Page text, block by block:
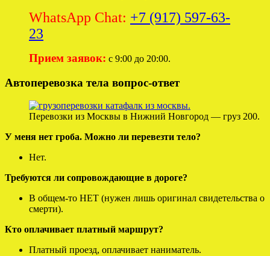
WhatsApp Chat: +7 (917) 597-63-
23
Прием заявок: с 9:00 до 20:00.
Автоперевозка тела вопрос-ответ
Перевозки из Москвы в Нижний Новгород — груз 200.
У меня нет гроба. Можно ли перевезти тело?
Нет.
Требуются ли сопровождающие в дороге?
В общем-то НЕТ (нужен лишь оригинал свидетельства о
смерти).
Кто оплачивает платный маршрут?
Платный проезд, оплачивает наниматель.